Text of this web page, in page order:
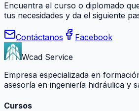
Encuentra el curso o diplomado
tus necesidades y da el siguiente
Contáctanos
Facebook
Wcad Service
Empresa especializada en
asesoría en ingeniería hidráulica y
Cursos